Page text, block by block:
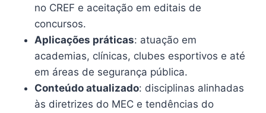
no CREF e aceitação em editais de
concursos.
Aplicações práticas: atuação em
academias, clínicas, clubes esportivos e até
em áreas de segurança pública.
Conteúdo atualizado: disciplinas alinhadas
às diretrizes do MEC e tendências do